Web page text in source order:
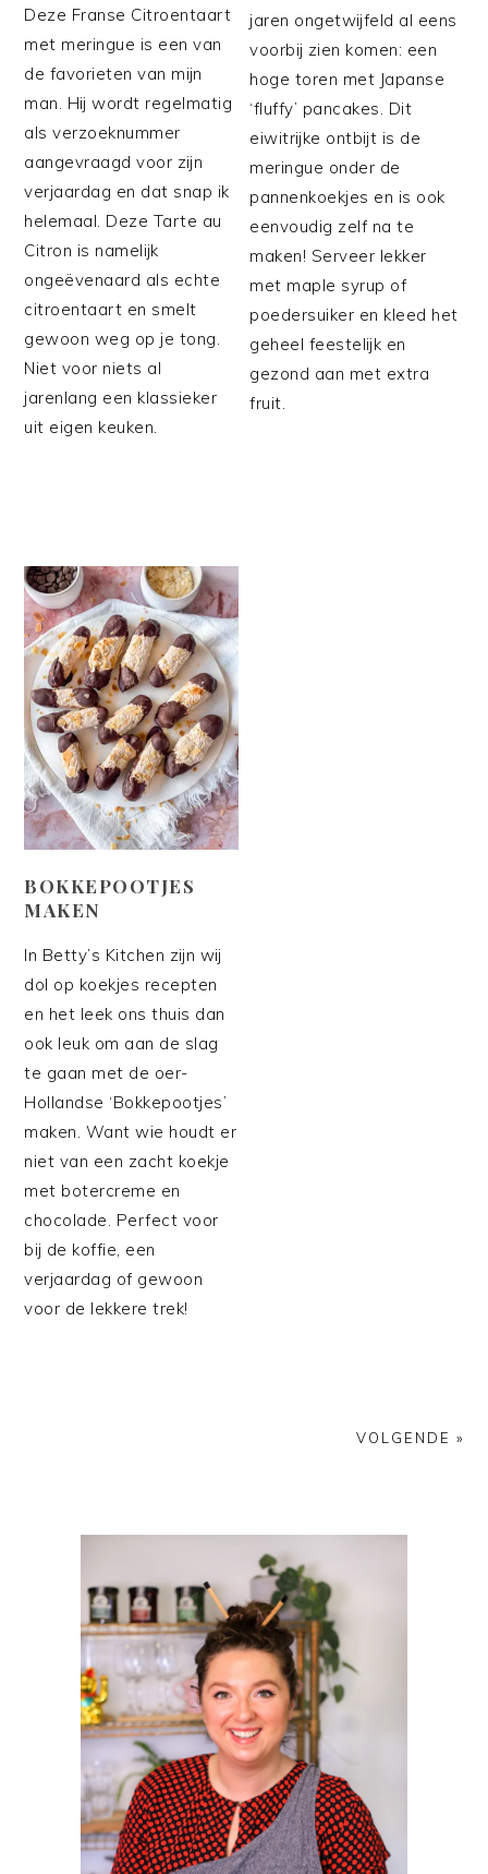
Deze Franse Citroentaart
met meringue is een van
de favorieten van mijn
man. Hij wordt regelmatig
als verzoeknummer
aangevraagd voor zijn
verjaardag en dat snap ik
helemaal. Deze Tarte au
Citron is namelijk
ongeëvenaard als echte
citroentaart en smelt
gewoon weg op je tong.
Niet voor niets al
jarenlang een klassieker
uit eigen keuken.
jaren ongetwijfeld al eens
voorbij zien komen: een
hoge toren met Japanse
‘fluffy’ pancakes. Dit
eiwitrijke ontbijt is de
meringue onder de
pannenkoekjes en is ook
eenvoudig zelf na te
maken! Serveer lekker
met maple syrup of
poedersuiker en kleed het
geheel feestelijk en
gezond aan met extra
fruit.
BOKKEPOOTJES
MAKEN
In Betty’s Kitchen zijn wij
dol op koekjes recepten
en het leek ons thuis dan
ook leuk om aan de slag
te gaan met de oer-
Hollandse ‘Bokkepootjes’
maken. Want wie houdt er
niet van een zacht koekje
met botercreme en
chocolade. Perfect voor
bij de koffie, een
verjaardag of gewoon
voor de lekkere trek!
VOLGENDE »